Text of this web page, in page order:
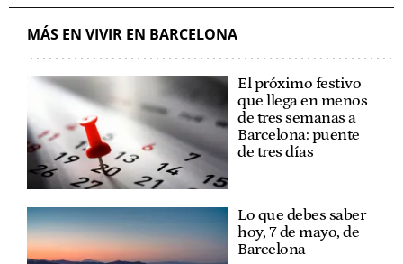
MÁS EN VIVIR EN BARCELONA
El próximo festivo
que llega en menos
de tres semanas a
Barcelona: puente
de tres días
Lo que debes saber
hoy, 7 de mayo, de
Barcelona